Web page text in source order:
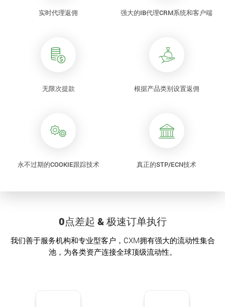
实时代理返佣 强大的IB代理CRM系统和客户端
无限次提款 根据产品类别设置返佣
永不过期的COOKIE跟踪技术 真正的STP/ECN技术
0点差起 & 极速订单执行
我们善于服务机构和专业型客户，CXM拥有强大的流动性集合
池，为各类资产连接全球顶级流动性。